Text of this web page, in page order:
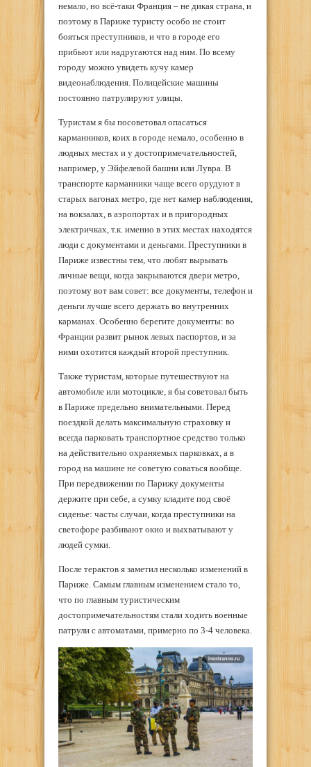
немало, но всё-таки Франция – не дикая страна, и
поэтому в Париже туристу особо не стоит
бояться преступников, и что в городе его
прибьют или надругаются над ним. По всему
городу можно увидеть кучу камер
видеонаблюдения. Полицейские машины
постоянно патрулируют улицы.
Туристам я бы посоветовал опасаться
карманников, коих в городе немало, особенно в
людных местах и у достопримечательностей,
например, у Эйфелевой башни или Лувра. В
транспорте карманники чаще всего орудуют в
старых вагонах метро, где нет камер наблюдения,
на вокзалах, в аэропортах и в пригородных
электричках, т.к. именно в этих местах находятся
люди с документами и деньгами. Преступники в
Париже известны тем, что любят вырывать
личные вещи, когда закрываются двери метро,
поэтому вот вам совет: все документы, телефон и
деньги лучше всего держать во внутренних
карманах. Особенно берегите документы: во
Франции развит рынок левых паспортов, и за
ними охотится каждый второй преступник.
Также туристам, которые путешествуют на
автомобиле или мотоцикле, я бы советовал быть
в Париже предельно внимательными. Перед
поездкой делать максимальную страховку и
всегда парковать транспортное средство только
на действительно охраняемых парковках, а в
город на машине не советую соваться вообще.
При передвижении по Парижу документы
держите при себе, а сумку кладите под своё
сиденье: часты случаи, когда преступники на
светофоре разбивают окно и выхватывают у
людей сумки.
После терактов я заметил несколько изменений в
Париже. Самым главным изменением стало то,
что по главным туристическим
достопримечательностям стали ходить военные
патрули с автоматами, примерно по 3-4 человека.